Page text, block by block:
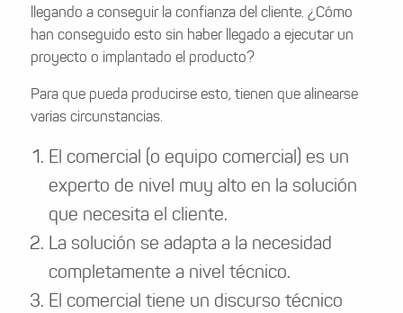
llegando a conseguir la confianza del cliente. ¿Cómo
han conseguido esto sin haber llegado a ejecutar un
proyecto o implantado el producto?
Para que pueda producirse esto, tienen que alinearse
varias circunstancias.
El comercial (o equipo comercial) es un
experto de nivel muy alto en la solución
que necesita el cliente.
La solución se adapta a la necesidad
completamente a nivel técnico.
El comercial tiene un discurso técnico